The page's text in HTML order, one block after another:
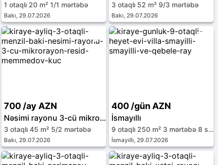
1 otaqlı 20 m² 1/1 mərtəbə
Bakı, 29.07.2026
3 otaqlı 52 m² 9/3 mərtəbə
Bakı, 29.07.2026
700 /ay AZN
Nəsimi rayonu 3-cü mikrorayon
3 otaqlı 45 m² 5/2 mərtəbə
Bakı, 29.07.2026
400 /gün AZN
İsmayıllı
9 otaqlı 250 m² 3 mərtəbə 8 sot
İsmayıllı, 29.07.2026